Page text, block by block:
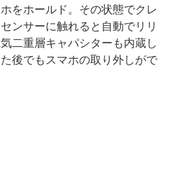
をホールド。その状態でクレ
ンサーに触れると自動でリリ
二重層キャパシターも内蔵し
後でもスマホの取り外しがで